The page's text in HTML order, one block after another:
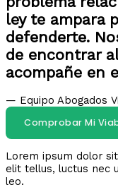
ley te ampara
defenderte.
de encontrar
acompañe en
— Equipo Abogados
Comprobar Mi
Lorem ipsum dolor
elit tellus, luctus nec
leo.